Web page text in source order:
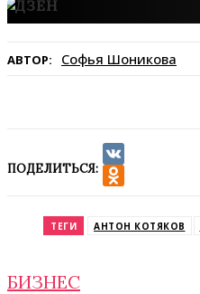
АВТОР: Софья Шоникова
ПОДЕЛИТЬСЯ:
VK
ТЕГИ АНТОН КОТЯКОВ
БИЗНЕС